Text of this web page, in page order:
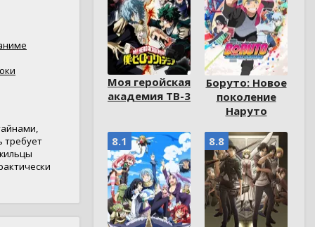
требует
Моя геройская
академия ТВ-3
Боруто: Новое
поколение
Наруто
8.1 8.8